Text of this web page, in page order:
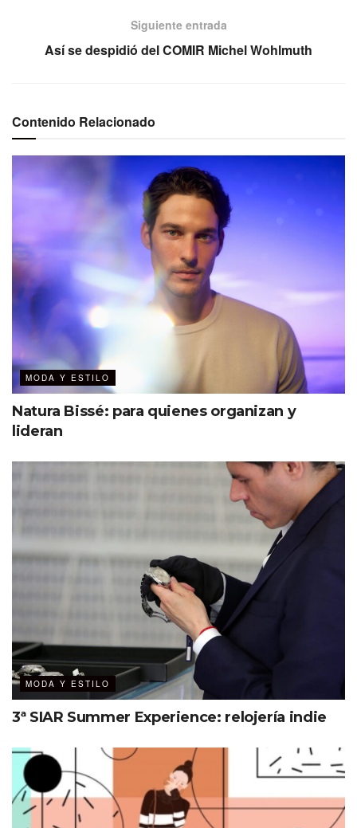
Siguiente entrada
Así se despidió del COMIR Michel Wohlmuth
Contenido Relacionado
MODA Y ESTILO
Natura Bissé: para quienes organizan y
lideran
MODA Y ESTILO
3ª SIAR Summer Experience: relojería indie